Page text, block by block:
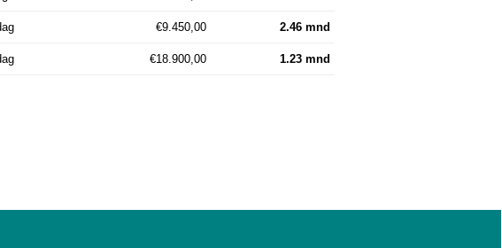
€9.450,00 2.46 mnd
€18.900,00 1.23 mnd